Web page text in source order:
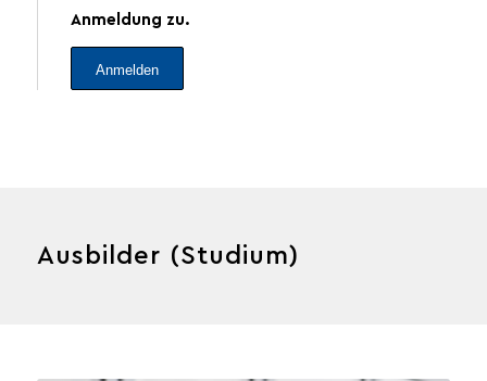
Anmeldung zu.
Ausbilder (Studium)